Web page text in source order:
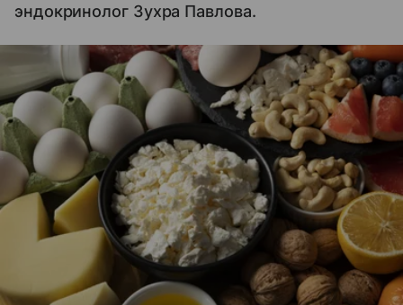
эндокринолог Зухра Павлова.